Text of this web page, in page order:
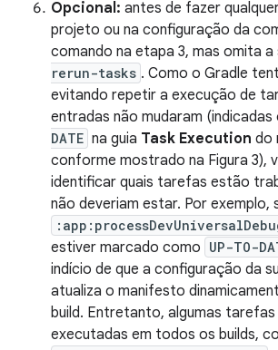
Opcional: antes de fazer
projeto ou na configuração da
comando na etapa 3, mas omita a
rerun-tasks . Como o Gradle
evitando repetir a execução de
entradas não mudaram (indicadas
DATE na guia Task Execution do
conforme mostrado na Figura 3),
identificar quais tarefas estão
não deveriam estar. Por exemplo,
estiver marcado como UP-TO-
indício de que a configuração da
atualiza o manifesto
build. Entretanto, algumas
executadas em todos os builds,